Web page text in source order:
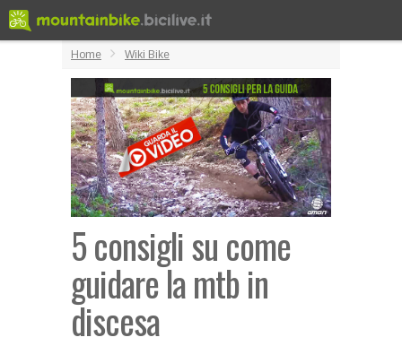
Home Wiki Bike
5 consigli su come
guidare la mtb in
discesa